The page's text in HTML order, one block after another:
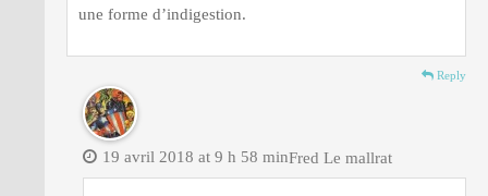
une forme d’indigestion.
Reply
Fred Le mallrat
19 avril 2018 at 9 h 58 min